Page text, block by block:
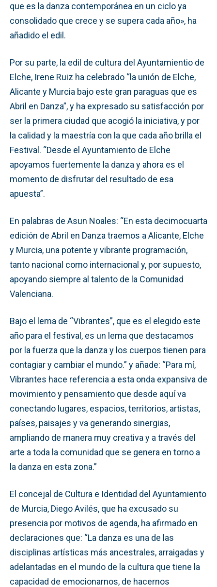
que es la danza contemporánea en un ciclo ya
consolidado que crece y se supera cada año», ha
añadido el edil.
Por su parte, la edil de cultura del Ayuntamientio de
Elche, Irene Ruiz ha celebrado “la unión de Elche,
Alicante y Murcia bajo este gran paraguas que es
Abril en Danza”, y ha expresado su satisfacción por
ser la primera ciudad que acogió la iniciativa, y por
la calidad y la maestría con la que cada año brilla el
Festival. “Desde el Ayuntamiento de Elche
apoyamos fuertemente la danza y ahora es el
momento de disfrutar del resultado de esa
apuesta”.
En palabras de Asun Noales: “En esta decimocuarta
edición de Abril en Danza traemos a Alicante, Elche
y Murcia, una potente y vibrante programación,
tanto nacional como internacional y, por supuesto,
apoyando siempre al talento de la Comunidad
Valenciana.
Bajo el lema de “Vibrantes”, que es el elegido este
año para el festival, es un lema que destacamos
por la fuerza que la danza y los cuerpos tienen para
contagiar y cambiar el mundo.” y añade: “Para mí,
Vibrantes hace referencia a esta onda expansiva de
movimiento y pensamiento que desde aquí va
conectando lugares, espacios, territorios, artistas,
países, paisajes y va generando sinergias,
ampliando de manera muy creativa y a través del
arte a toda la comunidad que se genera en torno a
la danza en esta zona.”
El concejal de Cultura e Identidad del Ayuntamiento
de Murcia, Diego Avilés, que ha excusado su
presencia por motivos de agenda, ha afirmado en
declaraciones que: “La danza es una de las
disciplinas artísticas más ancestrales, arraigadas y
adelantadas en el mundo de la cultura que tiene la
capacidad de emocionarnos, de hacernos